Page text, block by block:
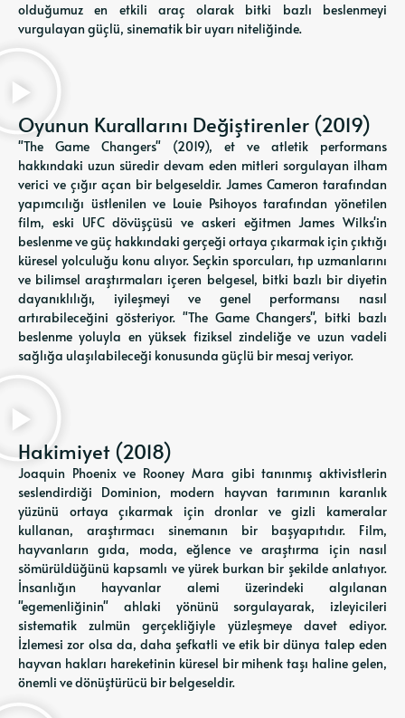
olduğumuz en etkili araç olarak bitki bazlı beslenmeyi
vurgulayan güçlü, sinematik bir uyarı niteliğinde.
Oyunun Kurallarını Değiştirenler (2019)
"The Game Changers" (2019), et ve atletik performans
hakkındaki uzun süredir devam eden mitleri sorgulayan ilham
verici ve çığır açan bir belgeseldir. James Cameron tarafından
yapımcılığı üstlenilen ve Louie Psihoyos tarafından yönetilen
film, eski UFC dövüşçüsü ve askeri eğitmen James Wilks'in
beslenme ve güç hakkındaki gerçeği ortaya çıkarmak için çıktığı
küresel yolculuğu konu alıyor. Seçkin sporcuları, tıp uzmanlarını
ve bilimsel araştırmaları içeren belgesel, bitki bazlı bir diyetin
dayanıklılığı, iyileşmeyi ve genel performansı nasıl
artırabileceğini gösteriyor. "The Game Changers", bitki bazlı
beslenme yoluyla en yüksek fiziksel zindeliğe ve uzun vadeli
sağlığa ulaşılabileceği konusunda güçlü bir mesaj veriyor.
Hakimiyet (2018)
Joaquin Phoenix ve Rooney Mara gibi tanınmış aktivistlerin
seslendirdiği Dominion, modern hayvan tarımının karanlık
yüzünü ortaya çıkarmak için dronlar ve gizli kameralar
kullanan, araştırmacı sinemanın bir başyapıtıdır. Film,
hayvanların gıda, moda, eğlence ve araştırma için nasıl
sömürüldüğünü kapsamlı ve yürek burkan bir şekilde anlatıyor.
İnsanlığın hayvanlar alemi üzerindeki algılanan
"egemenliğinin" ahlaki yönünü sorgulayarak, izleyicileri
sistematik zulmün gerçekliğiyle yüzleşmeye davet ediyor.
İzlemesi zor olsa da, daha şefkatli ve etik bir dünya talep eden
hayvan hakları hareketinin küresel bir mihenk taşı haline gelen,
önemli ve dönüştürücü bir belgeseldir.